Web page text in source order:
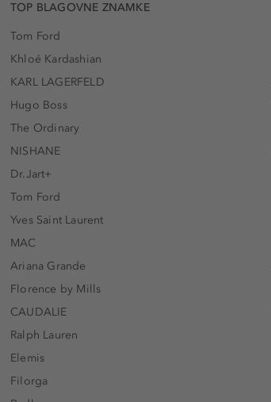
TOP BLAGOVNE ZNAMKE
Tom Ford
Khloé Kardashian
KARL LAGERFELD
Hugo Boss
The Ordinary
NISHANE
Dr.Jart+
Tom Ford
Yves Saint Laurent
MAC
Ariana Grande
Florence by Mills
CAUDALIE
Ralph Lauren
Elemis
Filorga